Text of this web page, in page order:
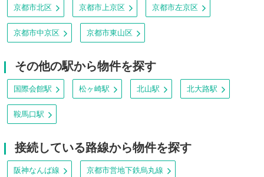
京都市北区 京都市上京区 京都市左京区
京都市中京区 京都市東山区
その他の駅から物件を探す
国際会館駅 松ヶ崎駅 北山駅 北大路駅
鞍馬口駅
接続している路線から物件を探す
阪神なんば線 京都市営地下鉄烏丸線